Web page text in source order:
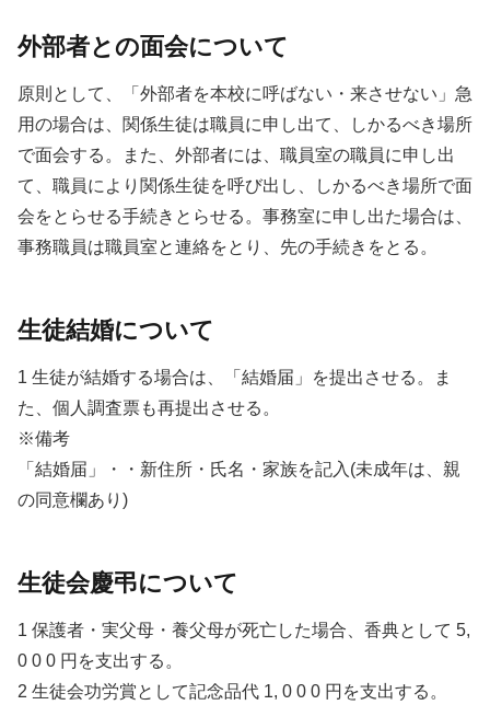
外部者との面会について
原則として、「外部者を本校に呼ばない・来させない」急
用の場合は、関係生徒は職員に申し出て、しかるべき場所
で面会する。また、外部者には、職員室の職員に申し出
て、職員により関係生徒を呼び出し、しかるべき場所で面
会をとらせる手続きとらせる。事務室に申し出た場合は、
事務職員は職員室と連絡をとり、先の手続きをとる。
生徒結婚について
1 生徒が結婚する場合は、「結婚届」を提出させる。ま
た、個人調査票も再提出させる。
※備考
「結婚届」・・新住所・氏名・家族を記入(未成年は、親
の同意欄あり)
生徒会慶弔について
1 保護者・実父母・養父母が死亡した場合、香典として 5,
0 0 0 円を支出する。
2 生徒会功労賞として記念品代 1, 0 0 0 円を支出する。